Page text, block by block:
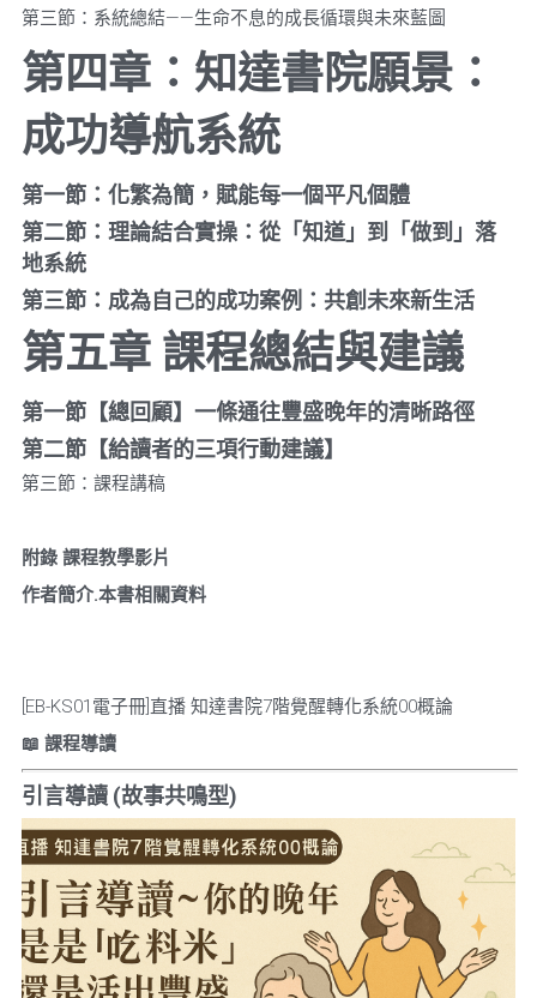
第三節：系統總結——生命不息的成長循環與未來藍圖
第四章：知達書院願景：
成功導航系統
第一節：化繁為簡，賦能每一個平凡個體
第二節：理論結合實操：從「知道」到「做到」落
地系統
第三節：成為自己的成功案例：共創未來新生活
第五章 課程總結與建議
第一節【總回顧】一條通往豐盛晚年的清晰路徑
第二節【給讀者的三項行動建議】
第三節：課程講稿
附錄 課程教學影片
作者簡介.本書相關資料
[EB-KS01電子冊]直播 知達書院7階覺醒轉化系統00概論
📖 課程導讀
引言導讀 (故事共鳴型)